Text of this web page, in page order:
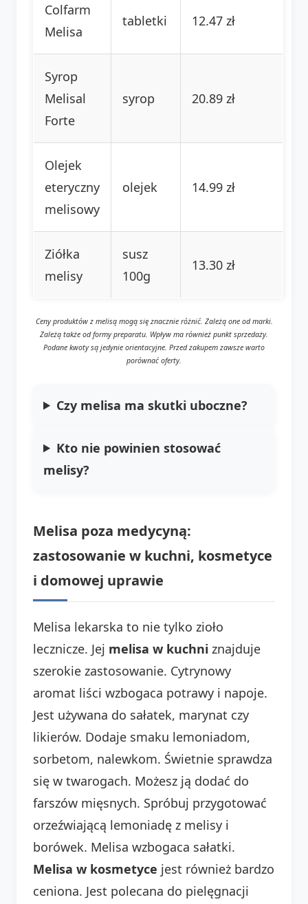
Colfarm
Melisa
tabletki 12.47 zł
Syrop
Melisal
Forte
syrop 20.89 zł
Olejek
eteryczny
melisowy
olejek 14.99 zł
Ziółka
melisy
susz
100g
13.30 zł
Ceny produktów z melisą mogą się znacznie różnić. Zależą one od marki.
Zależą także od formy preparatu. Wpływ ma również punkt sprzedaży.
Podane kwoty są jedynie orientacyjne. Przed zakupem zawsze warto
porównać oferty.
Czy melisa ma skutki uboczne?
Kto nie powinien stosować
melisy?
Melisa poza medycyną:
zastosowanie w kuchni, kosmetyce
i domowej uprawie
Melisa lekarska to nie tylko zioło
lecznicze. Jej melisa w kuchni znajduje
szerokie zastosowanie. Cytrynowy
aromat liści wzbogaca potrawy i napoje.
Jest używana do sałatek, marynat czy
likierów. Dodaje smaku lemoniadom,
sorbetom, nalewkom. Świetnie sprawdza
się w twarogach. Możesz ją dodać do
farszów mięsnych. Spróbuj przygotować
orzeźwiającą lemoniadę z melisy i
borówek. Melisa wzbogaca sałatki.
Melisa w kosmetyce jest również bardzo
ceniona. Jest polecana do pielęgnacji